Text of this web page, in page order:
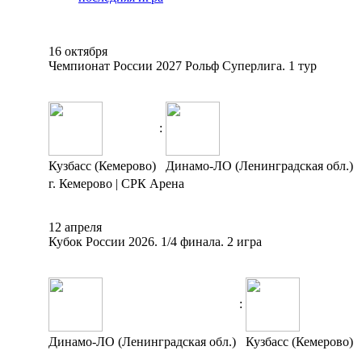
16 октября
Чемпионат России 2027 Рольф Суперлига. 1 тур
:
Кузбасс (Кемерово)
Динамо-ЛО (Ленинградская обл.)
г. Кемерово | СРК Арена
12 апреля
Кубок России 2026. 1/4 финала. 2 игра
:
Динамо-ЛО (Ленинградская обл.) Кузбасс (Кемерово)